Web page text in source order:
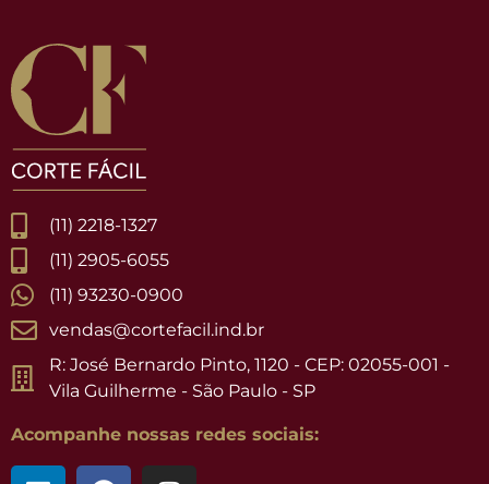
(11) 2218-1327
(11) 2905-6055
(11) 93230-0900
vendas@cortefacil.ind.br
R: José Bernardo Pinto, 1120 - CEP: 02055-001 -
Vila Guilherme - São Paulo - SP
Acompanhe nossas redes sociais: